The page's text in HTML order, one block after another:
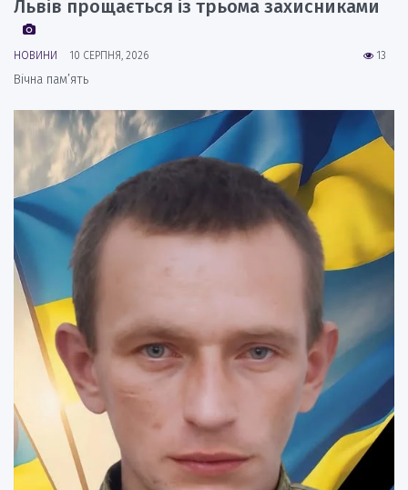
Львів прощається із трьома захисниками
13
НОВИНИ 10 СЕРПНЯ, 2026
Вічна пам’ять